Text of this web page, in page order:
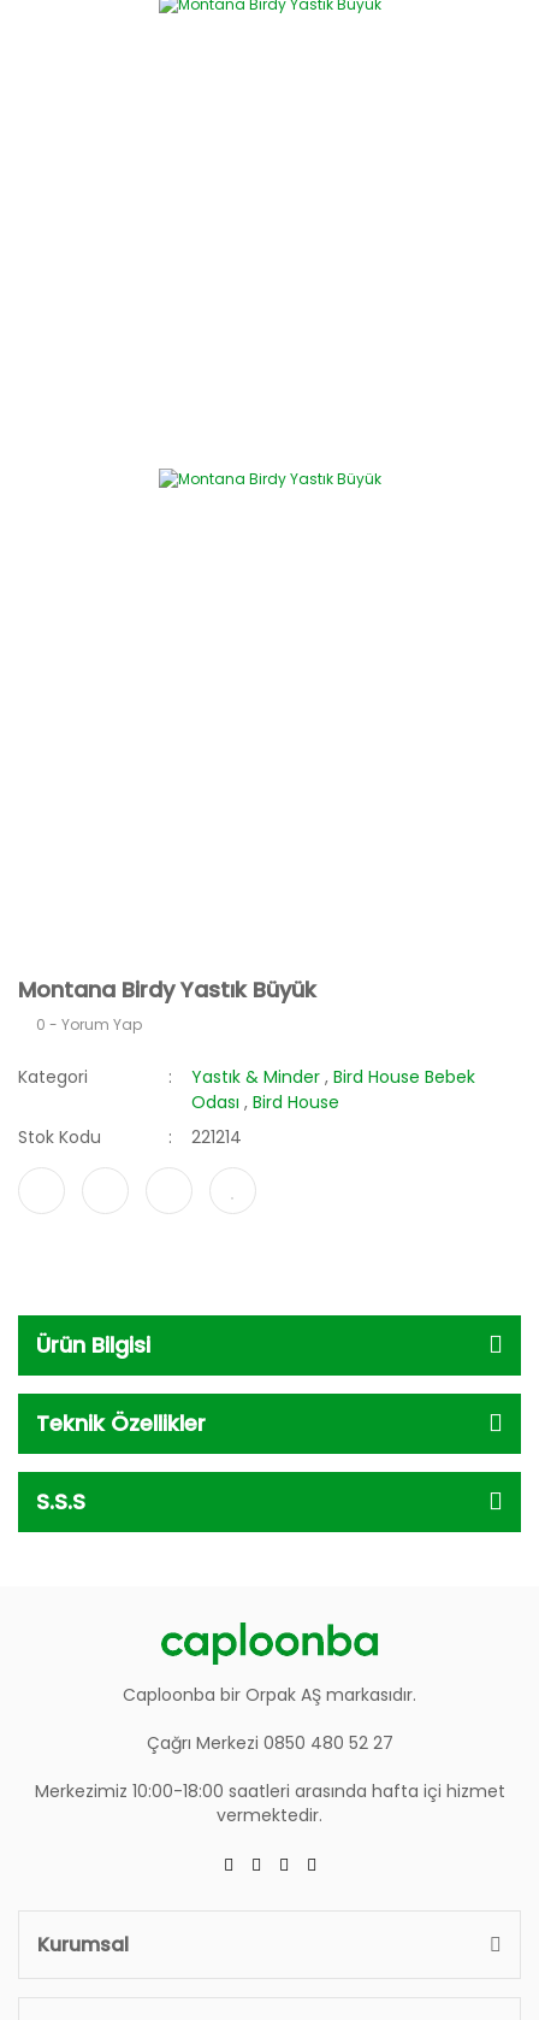
Montana Birdy Yastık Büyük
0 - Yorum Yap
Kategori Yastık & Minder ,Bird House Bebek
Odası ,Bird House
Stok Kodu
221214
Ürün Bilgisi
Teknik Özellikler
S.S.S
Caploonba bir Orpak AŞ markasıdır.
Çağrı Merkezi 0850 480 52 27
Merkezimiz 10:00-18:00 saatleri arasında hafta içi hizmet
vermektedir.
Kurumsal